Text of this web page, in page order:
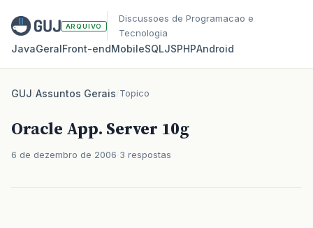
ARQUIVO
Discussoes de Programacao e
Tecnologia
JavaGeralFront‑endMobileSQLJSPHPAndroid
GUJ/Assuntos Gerais/Topico
Oracle App. Server 10g
6 de dezembro de 2006 3 respostas